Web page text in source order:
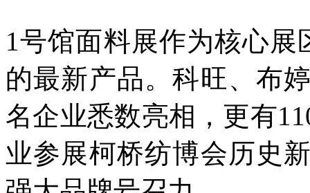
1号馆面料展作为核心展
的最新产品。科旺、布
名企业悉数亮相，更有
业参展柯桥纺博会历史